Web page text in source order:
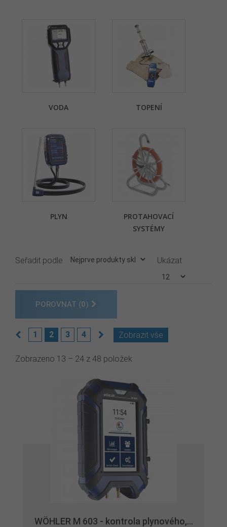
VODA TOPENÍ
PLYN
PROTAHOVACÍ
SYSTÉMY
Seřadit podle Ukázat
POROVNAT (0)
Zobrazit vše
1 2 3 4
Zobrazeno 13 – 24 z 48 položek
WÖHLER M 603 - kontrola plynového,...